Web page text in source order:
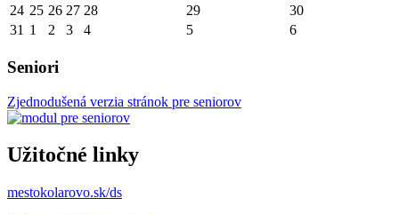
24 25 26 27 28 29
30
31 1 2 3 4 5 6
Seniori
Zjednodušená verzia stránok pre seniorov
Užitočné linky
mestokolarovo.sk/ds